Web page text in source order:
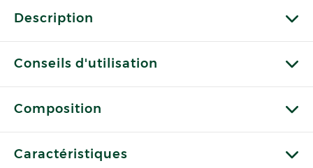
Description
Conseils d'utilisation
Composition
Caractéristiques